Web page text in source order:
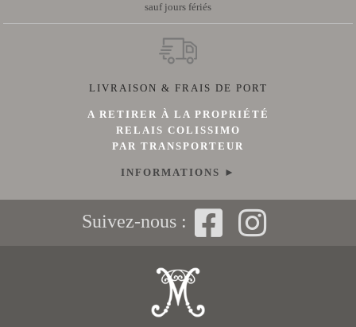
sauf jours fériés
LIVRAISON & FRAIS DE PORT
A RETIRER À LA PROPRIÉTÉ
RELAIS COLISSIMO
PAR TRANSPORTEUR
INFORMATIONS ►
Suivez-nous :